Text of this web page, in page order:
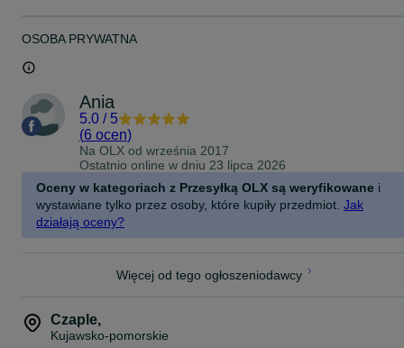
OSOBA PRYWATNA
Ania
5.0 / 5
(6 ocen)
Na OLX od września 2017
Ostatnio online w dniu 23 lipca 2026
Oceny w kategoriach z Przesyłką OLX są weryfikowane i
wystawiane tylko przez osoby, które kupiły przedmiot. Jak
działają oceny?
Więcej od tego ogłoszeniodawcy
Czaple,
Kujawsko-pomorskie